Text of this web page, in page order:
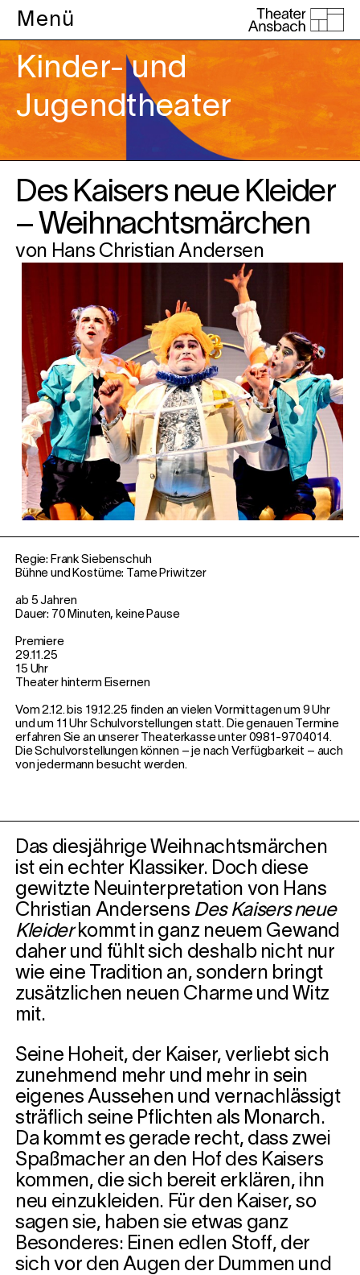
Menü
Kinder- und
Jugendtheater
Des Kaisers neue Kleider
– Weihnachtsmärchen
von Hans Christian Andersen
Regie: Frank Siebenschuh
Bühne und Kostüme: Tame Priwitzer
ab 5 Jahren
Dauer: 70 Minuten, keine Pause
Premiere
29.11.25
15 Uhr
Theater hinterm Eisernen
Vom 2.12. bis 19.12.25 finden an vielen Vormittagen um 9 Uhr
und um 11 Uhr Schulvorstellungen statt. Die genauen Termine
erfahren Sie an unserer Theaterkasse unter 0981-9704014.
Die Schulvorstellungen können – je nach Verfügbarkeit – auch
von jedermann besucht werden.
Das diesjährige Weihnachtsmärchen
ist ein echter Klassiker. Doch diese
gewitzte Neuinterpretation von Hans
Christian Andersens Des Kaisers neue
Kleiderkommt in ganz neuem Gewand
daher und fühlt sich deshalb nicht nur
wie eine Tradition an, sondern bringt
zusätzlichen neuen Charme und Witz
mit.
Seine Hoheit, der Kaiser, verliebt sich
zunehmend mehr und mehr in sein
eigenes Aussehen und vernachlässigt
sträflich seine Pflichten als Monarch.
Da kommt es gerade recht, dass zwei
Spaßmacher an den Hof des Kaisers
kommen, die sich bereit erklären, ihn
neu einzukleiden. Für den Kaiser, so
sagen sie, haben sie etwas ganz
Besonderes: Einen edlen Stoff, der
sich vor den Augen der Dummen und